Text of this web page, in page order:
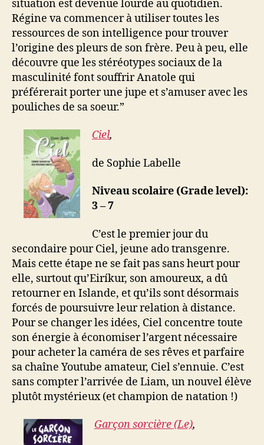
situation est devenue lourde au quotidien.
Régine va commencer à utiliser toutes les
ressources de son intelligence pour trouver
l’origine des pleurs de son frère. Peu à peu, elle
découvre que les stéréotypes sociaux de la
masculinité font souffrir Anatole qui
préférerait porter une jupe et s’amuser avec les
pouliches de sa soeur.”
Ciel,
de Sophie Labelle
Niveau scolaire (Grade level):
3 – 7
C’est le premier jour du
secondaire pour Ciel, jeune ado transgenre.
Mais cette étape ne se fait pas sans heurt pour
elle, surtout qu’Eiríkur, son amoureux, a dû
retourner en Islande, et qu’ils sont désormais
forcés de poursuivre leur relation à distance.
Pour se changer les idées, Ciel concentre toute
son énergie à économiser l’argent nécessaire
pour acheter la caméra de ses rêves et parfaire
sa chaîne Youtube amateur, Ciel s’ennuie. C’est
sans compter l’arrivée de Liam, un nouvel élève
plutôt mystérieux (et champion de natation !)
Garçon sorcière (Le),